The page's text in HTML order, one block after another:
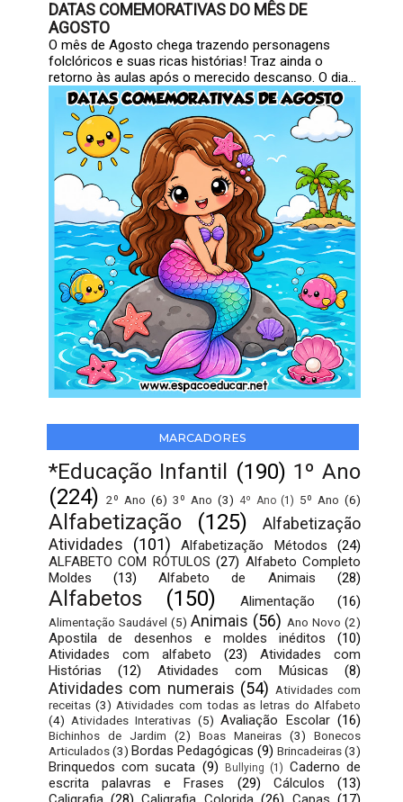
DATAS COMEMORATIVAS DO MÊS DE
AGOSTO
O mês de Agosto chega trazendo personagens
folclóricos e suas ricas histórias! Traz ainda o
retorno às aulas após o merecido descanso. O dia...
MARCADORES
*Educação Infantil (190) 1º Ano
(224) 2º Ano (6) 3º Ano (3) 4º Ano (1) 5º Ano (6)
Alfabetização (125)
Alfabetização
Atividades
(101) Alfabetização Métodos
(24)
ALFABETO COM RÓTULOS (27) Alfabeto Completo
Moldes
(13) Alfabeto de Animais (28)
Alfabetos (150) Alimentação (16)
Alimentação Saudável (5) Animais (56) Ano Novo (2)
Apostila de desenhos e moldes inéditos
(10)
Atividades com alfabeto
(23)
Atividades com
Histórias
(12) Atividades com Músicas (8)
Atividades com numerais (54) Atividades com
receitas (3) Atividades com todas as letras do Alfabeto
(4) Atividades Interativas (5) Avaliação Escolar (16)
Bichinhos de Jardim (2) Boas Maneiras (3)
Bonecos
Articulados (3) Bordas Pedagógicas (9) Brincadeiras(3)
Brinquedos com sucata (9) Bullying (1) Caderno de
escrita palavras e Frases
(29) Cálculos
(13)